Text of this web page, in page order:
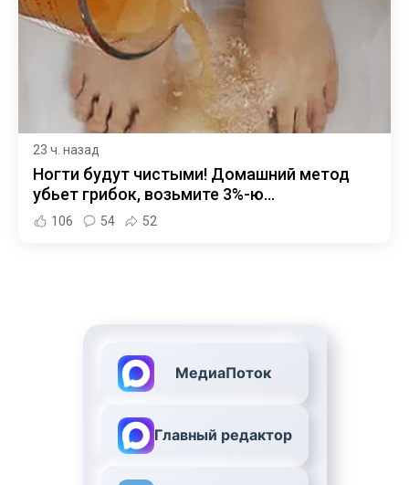
23 ч. назад
Ногти будут чистыми! Домашний метод
убьет грибок, возьмите 3%-ю…
106 54 52
МедиаПоток
Главный редактор